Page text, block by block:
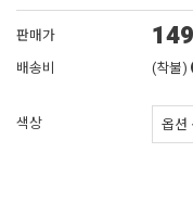
판매가
배송비
(착불)
색상